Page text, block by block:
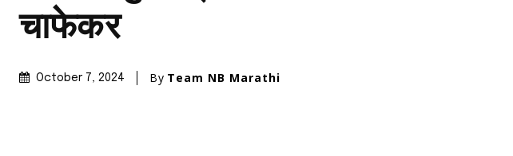
चाफेकर
October 7, 2024 By Team NB Marathi